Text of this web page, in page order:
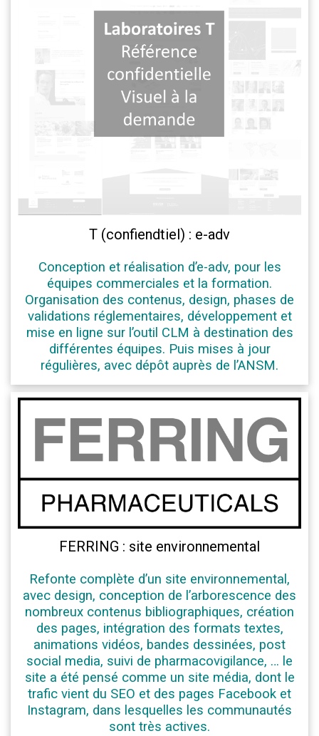
T (confiendtiel) : e-adv
Conception et réalisation d’e-adv, pour les
équipes commerciales et la formation.
Organisation des contenus, design, phases de
validations réglementaires, développement et
mise en ligne sur l’outil CLM à destination des
différentes équipes. Puis mises à jour
régulières, avec dépôt auprès de l’ANSM.
FERRING : site environnemental
Refonte complète d’un site environnemental,
avec design, conception de l’arborescence des
nombreux contenus bibliographiques, création
des pages, intégration des formats textes,
animations vidéos, bandes dessinées, post
social media, suivi de pharmacovigilance, … le
site a été pensé comme un site média, dont le
trafic vient du SEO et des pages Facebook et
Instagram, dans lesquelles les communautés
sont très actives.